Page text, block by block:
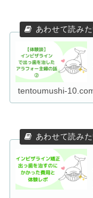
tentoumushi-